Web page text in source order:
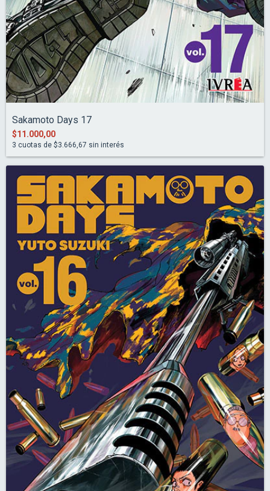
Sakamoto Days 17
$11.000,00
3 cuotas de $3.666,67 sin interés